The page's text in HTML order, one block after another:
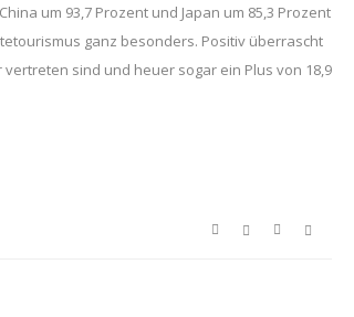
um 93,7 Prozent und Japan um 85,3 Prozent
ganz besonders. Positiv überrascht
sind und heuer sogar ein Plus von 18,9